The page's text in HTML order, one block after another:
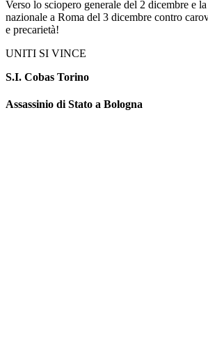
Verso lo sciopero generale del 2 dicembre e
nazionale a Roma del 3 dicembre contro
e precarietà!
UNITI SI VINCE
S.I. Cobas Torino
Assassinio di Stato a Bologna